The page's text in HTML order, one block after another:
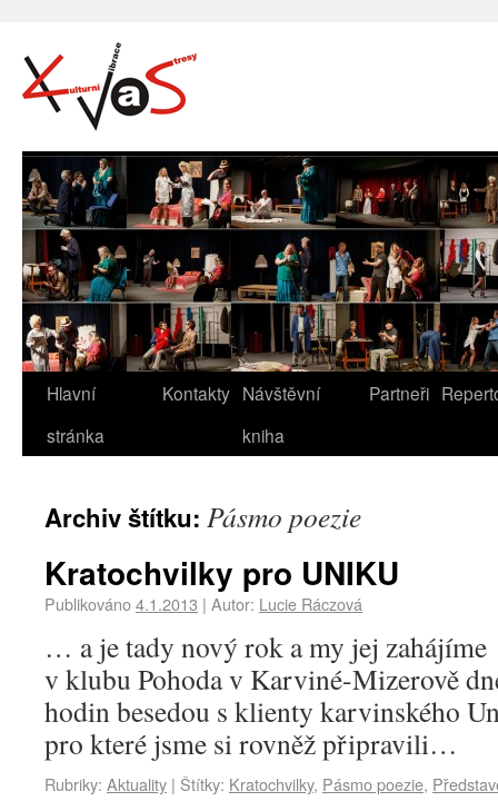
Hlavní
stránka
Kontakty Návštěvní
kniha
Partneři
Archiv štítku: Pásmo poezie
Kratochvilky pro UNIKU
Publikováno4.1.2013 | Autor: Lucie Ráczová
… a je tady nový rok a my jej
v klubu Pohoda v Karviné-Mizerově
hodin besedou s klienty karvinského
pro které jsme si rovněž připravili…
Rubriky: Aktuality | Štítky: Kratochvilky, Pásmo poezie,